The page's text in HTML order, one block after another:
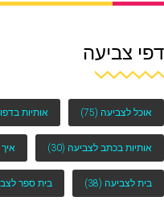
דפי צביעה
אוכל לצביעה (75) אותיות
אותיות בכתב לצביעה (30) איך
בית לצביעה (38) בית ספר